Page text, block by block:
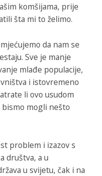
komšijama, prije
šta mi to želimo.
da nam se
Sve je manje
mlađe populacije,
i istovremeno
li ovo usudom
mogli nešto
problem i izazov s
društva, a u
u svijetu, čak i na